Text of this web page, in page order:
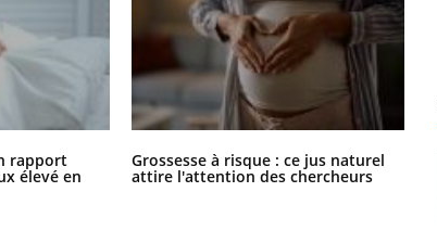
rapport
élevé en
Grossesse à risque : ce jus naturel
attire l'attention des chercheurs